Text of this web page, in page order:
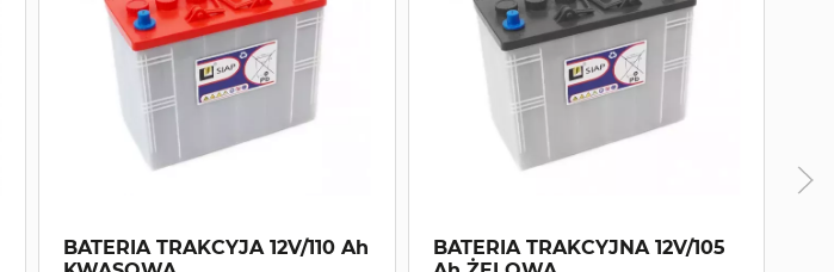
BATERIA TRAKCYJA 12V/110 Ah
BATERIA TRAKCYJNA 12V/105